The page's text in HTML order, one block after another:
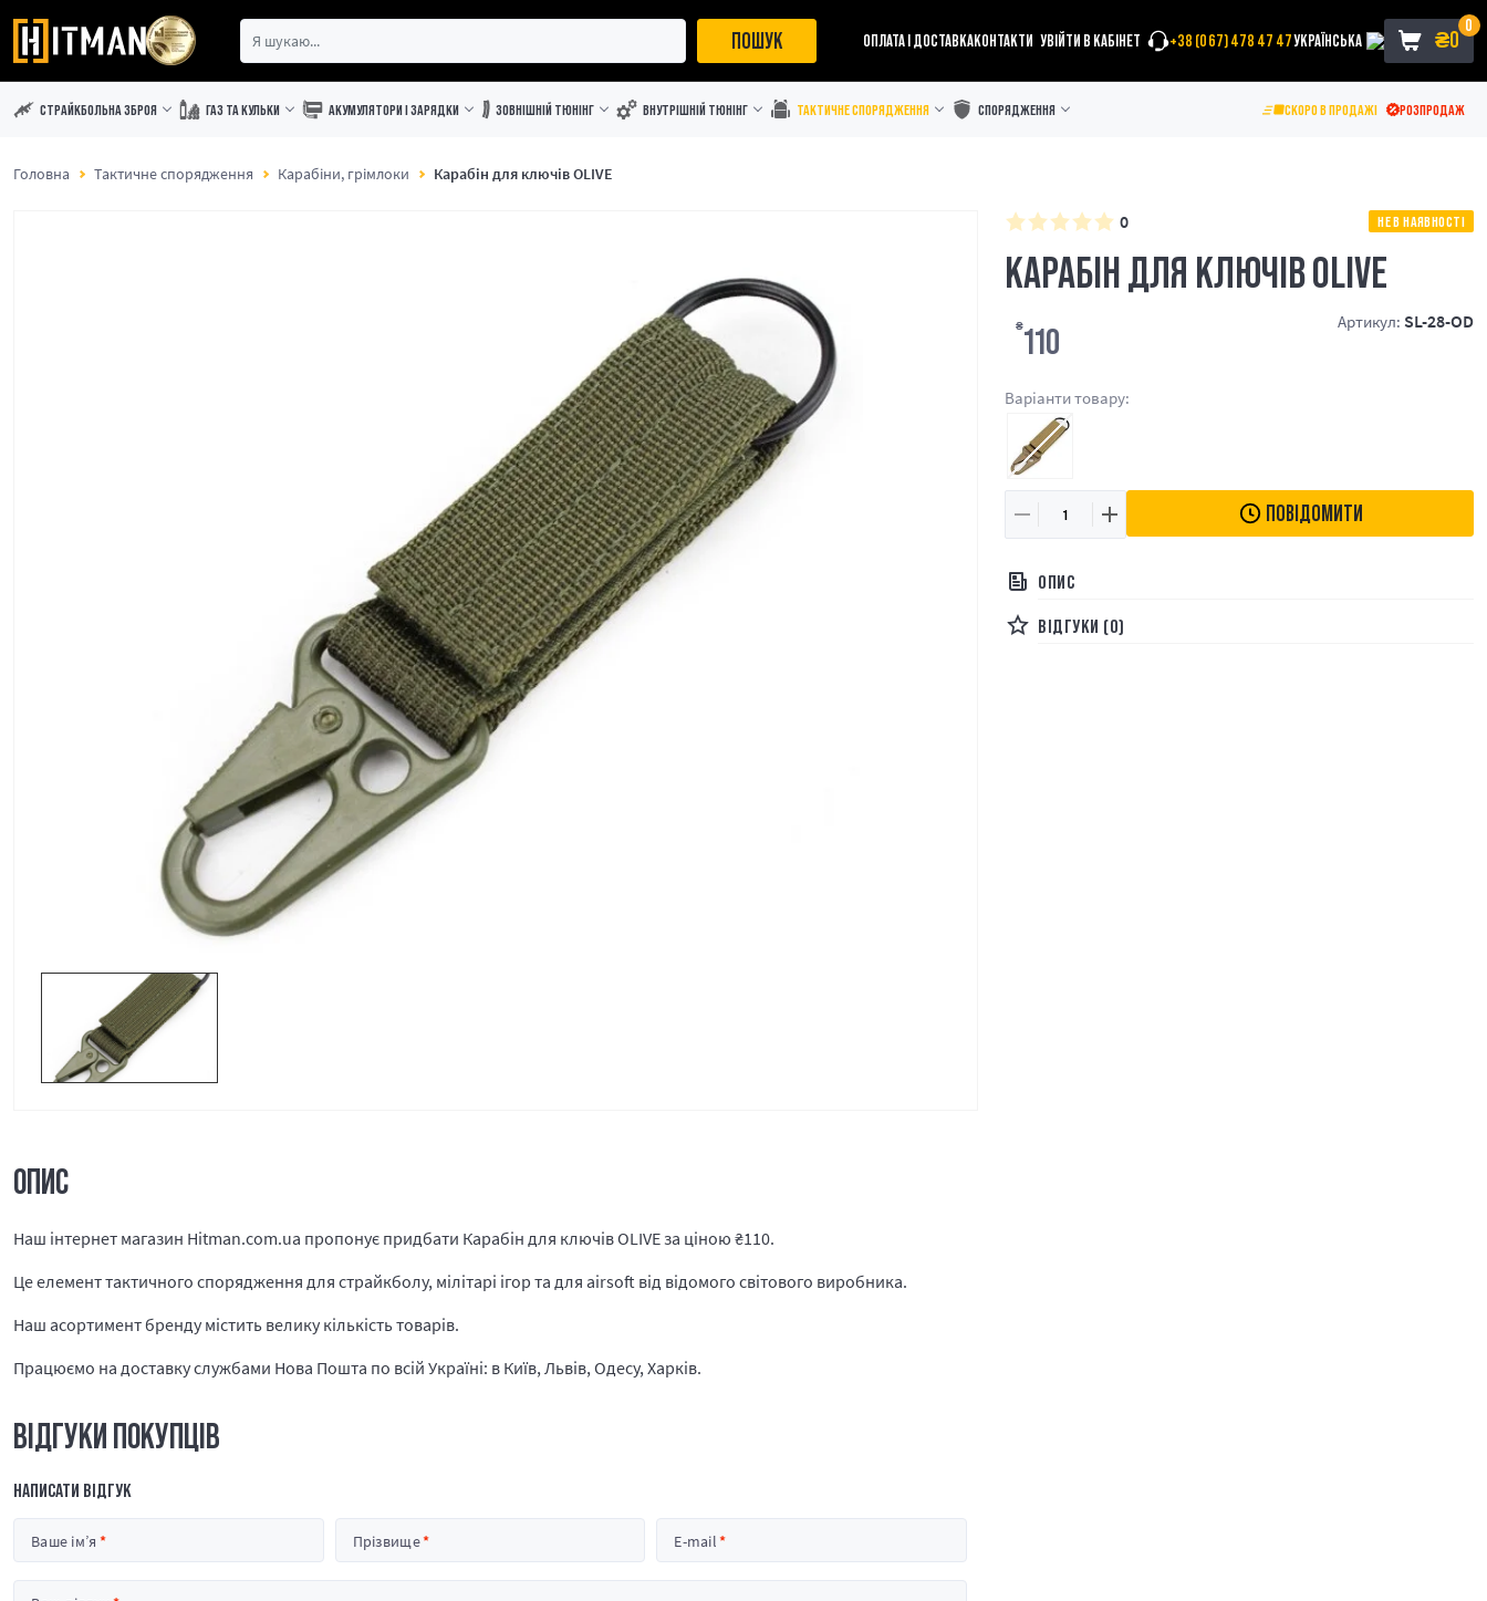
ПОШУК ОПЛАТА І ДОСТАВКАКОНТАКТИ УВІЙТИ В КАБІНЕТ +38 (067) 478 47 47УКРАЇНСЬКА
0
₴0
СТРАЙКБОЛЬНА ЗБРОЯ ГАЗ ТА КУЛЬКИ АКУМУЛЯТОРИ І ЗАРЯДКИ ЗОВНІШНІЙ ТЮНІНГ ВНУТРІШНІЙ ТЮНІНГ ТАКТИЧНЕ СПОРЯДЖЕННЯ СПОРЯДЖЕННЯ СКОРО В ПРОДАЖІ РОЗПРОДАЖ
Головна Тактичне спорядження Карабіни, грімлоки Карабін для ключів OLIVE
0 НЕ В НАЯВНОСТІ
КАРАБІН ДЛЯ КЛЮЧІВ OLIVE
₴110 Артикул: SL-28-OD
Варіанти товару:
ПОВІДОМИТИ
ОПИС
ВІДГУКИ (0)
ОПИС
Наш інтернет магазин Hitman.com.ua пропонує придбати Карабін для ключів OLIVE за ціною ₴110.
Це елемент тактичного спорядження для страйкболу, мілітарі ігор та для airsoft від відомого світового виробника.
Наш асортимент бренду містить велику кількість товарів.
Працюємо на доставку службами Нова Пошта по всій Україні: в Київ, Львів, Одесу, Харків.
ВІДГУКИ ПОКУПЦІВ
НАПИСАТИ ВІДГУК
Ваше ім’я Прізвище E-mail